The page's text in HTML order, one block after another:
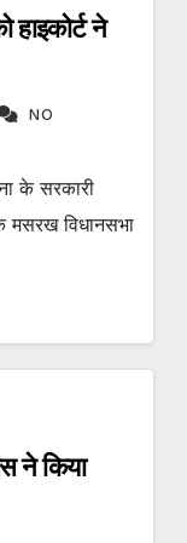
ने
NO
के सरकारी
विधानसभा
ने किया